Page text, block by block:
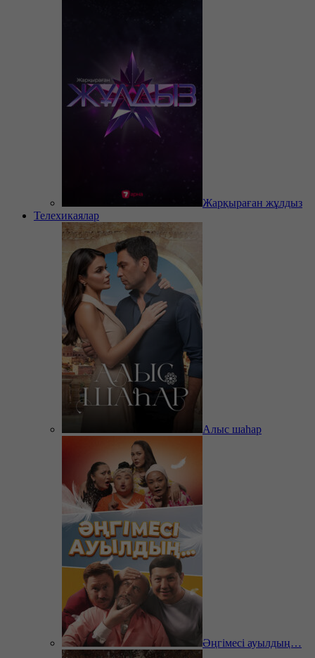
Жарқыраған жұлдыз
Телехикаялар
Алыс шаһар
Әңгімесі ауылдың…